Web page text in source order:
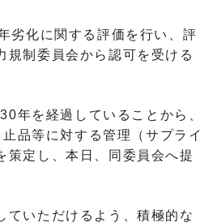
劣化に関する評価を行い、評
制委員会から認可を受ける
年を経過していることから、
品等に対する管理（サプライ
策定し、本日、同委員会へ提
いただけるよう、積極的な